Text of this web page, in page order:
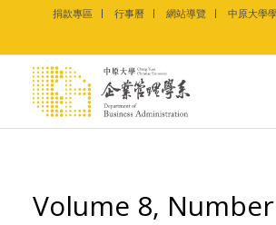
捐款專區 行事曆 網站導覽 中原大學
Volume 8,